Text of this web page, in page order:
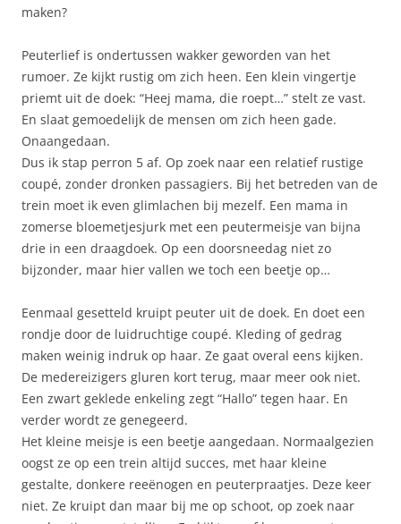
maken?
Peuterlief is ondertussen wakker geworden van het
rumoer. Ze kijkt rustig om zich heen. Een klein vingertje
priemt uit de doek: “Heej mama, die roept…” stelt ze vast.
En slaat gemoedelijk de mensen om zich heen gade.
Onaangedaan.
Dus ik stap perron 5 af. Op zoek naar een relatief rustige
coupé, zonder dronken passagiers. Bij het betreden van de
trein moet ik even glimlachen bij mezelf. Een mama in
zomerse bloemetjesjurk met een peutermeisje van bijna
drie in een draagdoek. Op een doorsneedag niet zo
bijzonder, maar hier vallen we toch een beetje op…
Eenmaal gesetteld kruipt peuter uit de doek. En doet een
rondje door de luidruchtige coupé. Kleding of gedrag
maken weinig indruk op haar. Ze gaat overal eens kijken.
De medereizigers gluren kort terug, maar meer ook niet.
Een zwart geklede enkeling zegt “Hallo” tegen haar. En
verder wordt ze genegeerd.
Het kleine meisje is een beetje aangedaan. Normaalgezien
oogst ze op een trein altijd succes, met haar kleine
gestalte, donkere reeënogen en peuterpraatjes. Deze keer
niet. Ze kruipt dan maar bij me op schoot, op zoek naar